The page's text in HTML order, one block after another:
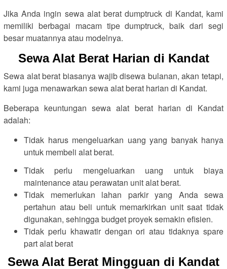
Jika Anda ingin sewa alat berat dumptruck di Kandat, kami
memiliki berbagai macam tipe dumptruck, baik dari segi
besar muatannya atau modelnya.
Sewa Alat Berat Harian di Kandat
Sewa alat berat biasanya wajib disewa bulanan, akan tetapi,
kami juga menawarkan sewa alat berat harian di Kandat.
Beberapa keuntungan sewa alat berat harian di Kandat
adalah:
Tidak harus mengeluarkan uang yang banyak hanya
untuk membeli alat berat.
Tidak perlu mengeluarkan uang untuk biaya
maintenance atau perawatan unit alat berat.
Tidak memerlukan lahan parkir yang Anda sewa
pertahun atau beli untuk memarkirkan unit saat tidak
digunakan, sehingga budget proyek semakin efisien.
Tidak perlu khawatir dengan ori atau tidaknya spare
part alat berat
Sewa Alat Berat Mingguan di Kandat